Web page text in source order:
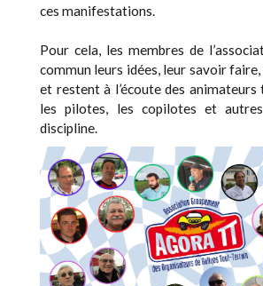
ces manifestations.
Pour cela, les membres de
commun leurs idées, leur savoir
et restent à l’écoute des
les pilotes, les copilotes et
discipline.